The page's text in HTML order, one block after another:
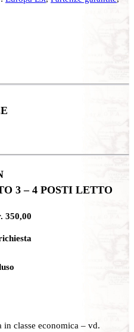
3 – 4 POSTI LETTO
350,00
classe economica – vd.